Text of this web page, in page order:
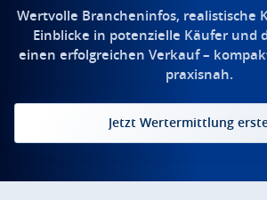
Wertvolle Brancheninfos, realistische
Einblicke in potenzielle Käufer und
einen erfolgreichen Verkauf –
praxisnah.
Jetzt Wertermittlung